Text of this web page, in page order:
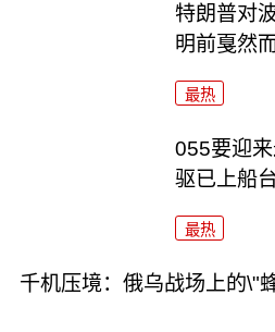
特朗普对
明前戛然
最热
055要迎
驱已上船台
最热
千机压境：俄乌战场上的\"